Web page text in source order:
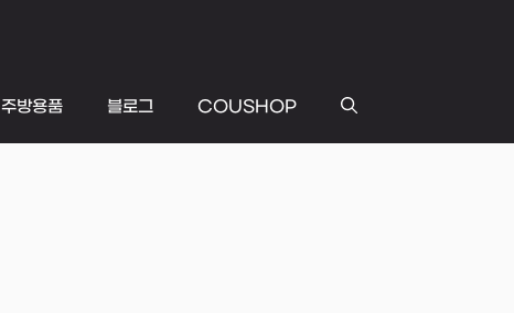
주방용품 블로그 COUSHOP